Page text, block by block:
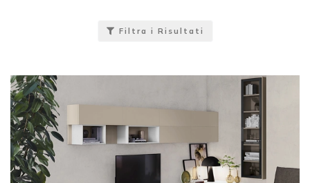
Filtra i Risultati